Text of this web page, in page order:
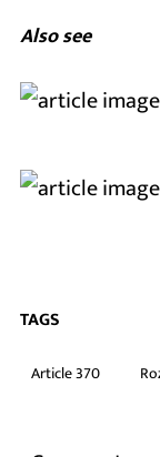
Also see
TAGS
Article 370